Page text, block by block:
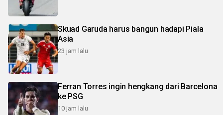
Skuad Garuda harus bangun hadapi Piala
Asia
23 jam lalu
Ferran Torres ingin hengkang dari Barcelona
ke PSG
10 jam lalu